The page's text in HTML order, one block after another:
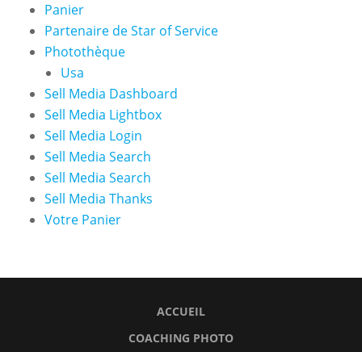
Panier
Partenaire de Star of Service
Photothèque
Usa
Sell Media Dashboard
Sell Media Lightbox
Sell Media Login
Sell Media Search
Sell Media Search
Sell Media Thanks
Votre Panier
ACCUEIL
COACHING PHOTO